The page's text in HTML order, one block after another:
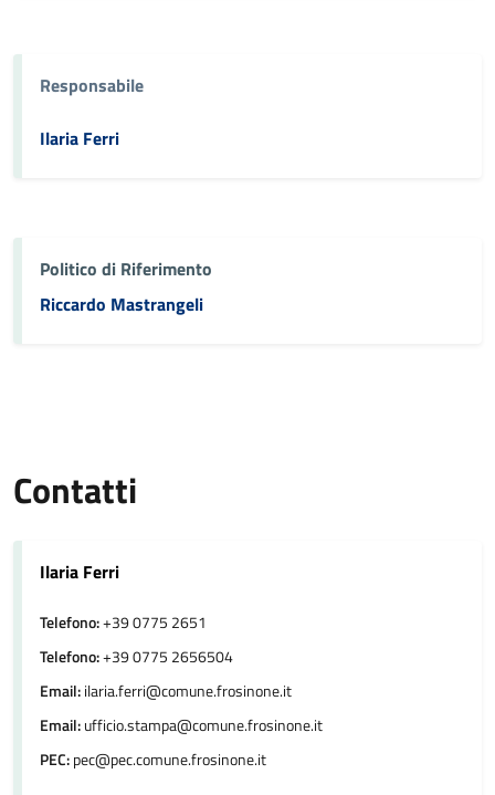
Responsabile
Ilaria Ferri
Politico di Riferimento
Riccardo Mastrangeli
Contatti
Ilaria Ferri
Telefono:+39 0775 2651
Telefono:+39 0775 2656504
Email:ilaria.ferri@comune.frosinone.it
Email:ufficio.stampa@comune.frosinone.it
PEC:pec@pec.comune.frosinone.it